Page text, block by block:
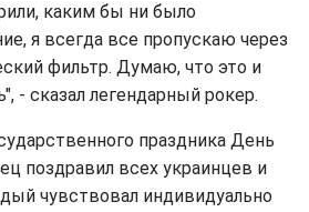
каким бы ни было
я всегда все пропускаю через
фильтр. Думаю, что это и
- сказал легендарный рокер.
праздника День
поздравил всех украинцев и
чувствовал индивидуально